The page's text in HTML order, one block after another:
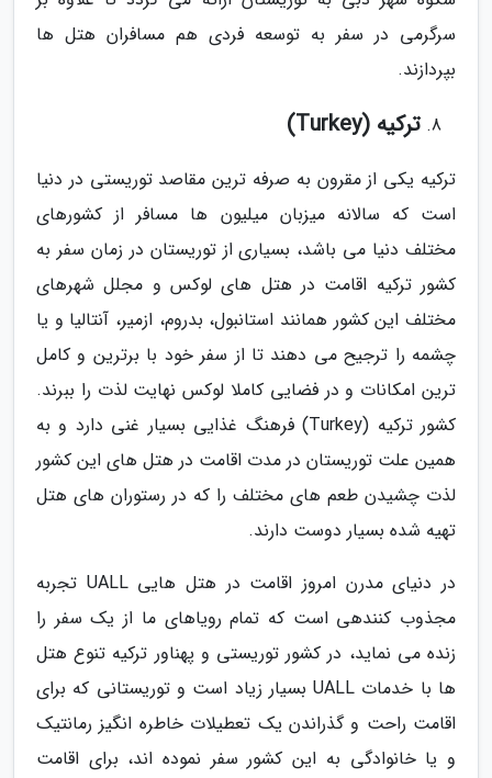
سرگرمی در سفر به توسعه فردی هم مسافران هتل ها
بپردازند.
ترکیه (Turkey)
ترکیه یکی از مقرون به صرفه ترین مقاصد توریستی در دنیا
است که سالانه میزبان میلیون ها مسافر از کشورهای
مختلف دنیا می باشد، بسیاری از توریستان در زمان سفر به
کشور ترکیه اقامت در هتل های لوکس و مجلل شهرهای
مختلف این کشور همانند استانبول، بدروم، ازمیر، آنتالیا و یا
چشمه را ترجیح می دهند تا از سفر خود با برترین و کامل
ترین امکانات و در فضایی کاملا لوکس نهایت لذت را ببرند.
کشور ترکیه (Turkey) فرهنگ غذایی بسیار غنی دارد و به
همین علت توریستان در مدت اقامت در هتل های این کشور
لذت چشیدن طعم های مختلف را که در رستوران های هتل
تهیه شده بسیار دوست دارند.
در دنیای مدرن امروز اقامت در هتل هایی UALL تجربه
مجذوب کنندهی است که تمام رویاهای ما از یک سفر را
زنده می نماید، در کشور توریستی و پهناور ترکیه تنوع هتل
ها با خدمات UALL بسیار زیاد است و توریستانی که برای
اقامت راحت و گذراندن یک تعطیلات خاطره انگیز رمانتیک
و یا خانوادگی به این کشور سفر نموده اند، برای اقامت